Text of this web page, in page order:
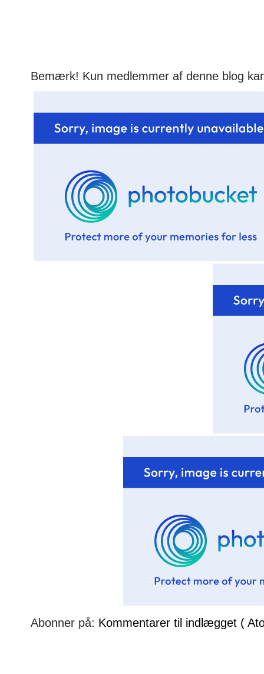
Bemærk! Kun medlemmer af denne blog
Abonner på: Kommentarer til indlægget (